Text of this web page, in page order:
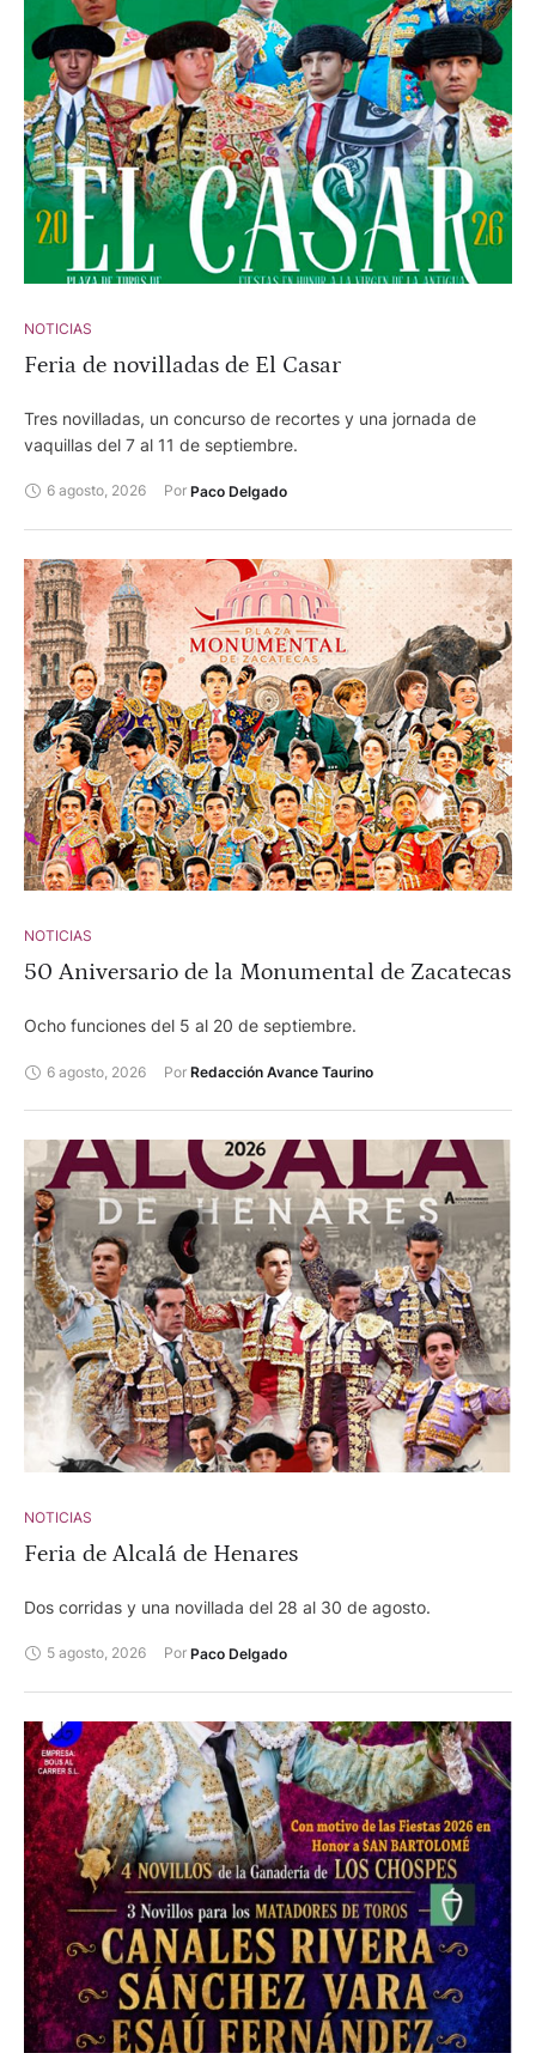
NOTICIAS
Feria de novilladas de El Casar
Tres novilladas, un concurso de recortes y una jornada de
vaquillas del 7 al 11 de septiembre.
6 agosto, 2026 Por Paco Delgado
NOTICIAS
50 Aniversario de la Monumental de Zacatecas
Ocho funciones del 5 al 20 de septiembre.
6 agosto, 2026 Por Redacción Avance Taurino
NOTICIAS
Feria de Alcalá de Henares
Dos corridas y una novillada del 28 al 30 de agosto.
5 agosto, 2026 Por Paco Delgado